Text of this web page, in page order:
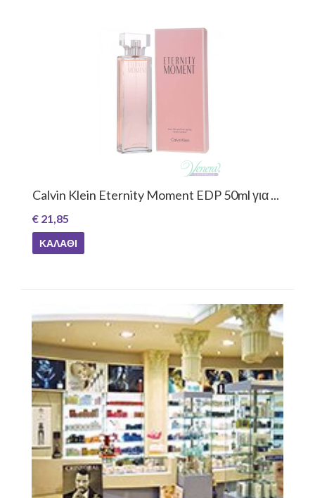
Calvin Klein Eternity Moment EDP 50ml για ...
€ 21,85
ΚΑΛΆΘΙ